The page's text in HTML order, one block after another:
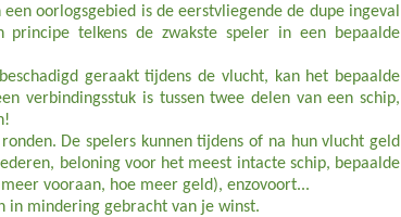
oorlogsgebied is de eerstvliegende de dupe ingeval
telkens de zwakste speler in een bepaalde
geraakt tijdens de vlucht, kan het bepaalde
verbindingsstuk is tussen twee delen van een schip,
De spelers kunnen tijdens of na hun vlucht geld
beloning voor het meest intacte schip, bepaalde
vooraan, hoe meer geld), enzovoort...
in mindering gebracht van je winst.